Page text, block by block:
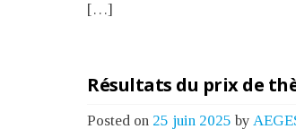
[…]
Résultats du prix de
Posted on 25 juin 2025 by